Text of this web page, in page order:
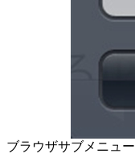
ブラウザサブメニュー